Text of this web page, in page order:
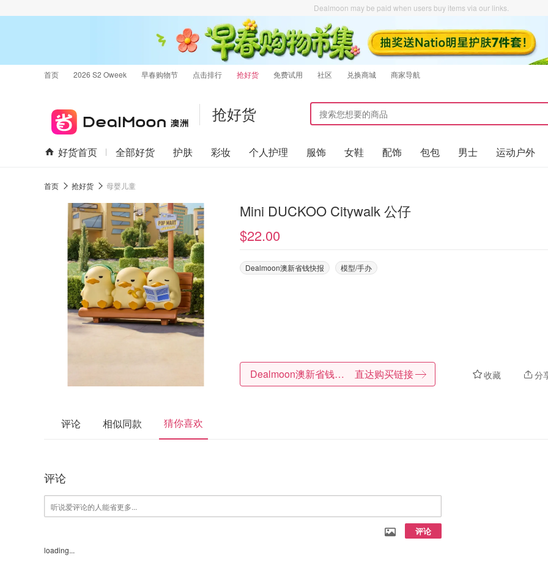
Dealmoon may be paid when users buy items via our links.
首页 2026 S2 Oweek 早春购物节 点击排行 抢好货 免费试用 社区 兑换商城 商家导航
抢好货
好货首页 全部好货 护肤 彩妆 个人护理 服饰 女鞋 配饰 包包 男士 运动户外
首页 抢好货 母婴儿童
Mini DUCKOO Citywalk 公仔
$22.00
Dealmoon澳新省钱快报 模型/手办
收藏 分
Dealmoon澳新省钱快报 直达购买链接
评论 相似同款 猜你喜欢
评论
评论
loading...